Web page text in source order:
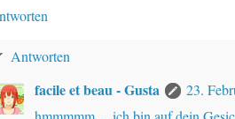
Antworten
facile et beau - Gusta
23.